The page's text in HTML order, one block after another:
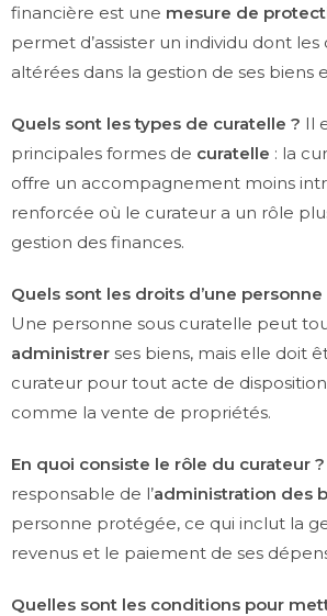
financière est une mesure de
permet d’assister un individu dont
altérées dans la gestion de ses biens
Quels sont les types de curatelle ? Il
principales formes de curatelle : la
offre un accompagnement moins
renforcée où le curateur a un rôle
gestion des finances.
Quels sont les droits d’une
Une personne sous curatelle peut
administrer ses biens, mais elle doit
curateur pour tout acte de
comme la vente de propriétés.
En quoi consiste le rôle du curateur ?
responsable de l’administration des
personne protégée, ce qui inclut la
revenus et le paiement de ses
Quelles sont les conditions pour